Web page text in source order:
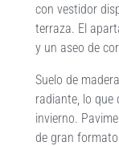
con vestidor
terraza. El
y un aseo de
Suelo de
radiante, lo
invierno.
de gran